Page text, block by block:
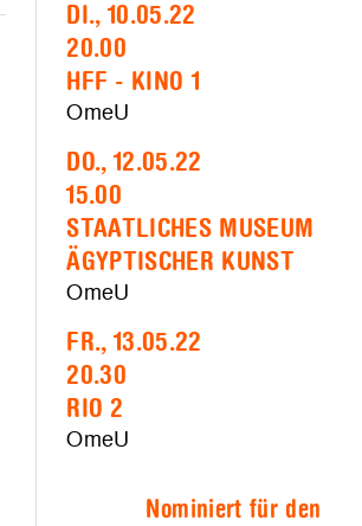
DI., 10.05.22
20.00
HFF - KINO 1
OmeU
DO., 12.05.22
15.00
STAATLICHES MUSEUM
ÄGYPTISCHER KUNST
OmeU
FR., 13.05.22
20.30
RIO 2
OmeU
Nominiert für den